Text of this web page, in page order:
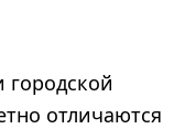
городской
отличаются